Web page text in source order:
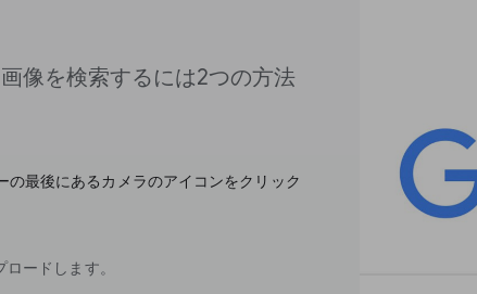
像を検索するには2つの方法
最後にあるカメラのアイコンをクリック
ードします。